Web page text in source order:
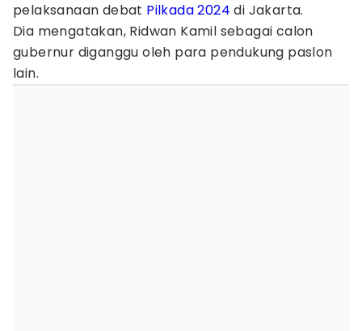
pelaksanaan debat Pilkada 2024 di Jakarta.
Dia mengatakan, Ridwan Kamil sebagai calon
gubernur diganggu oleh para pendukung paslon
lain.